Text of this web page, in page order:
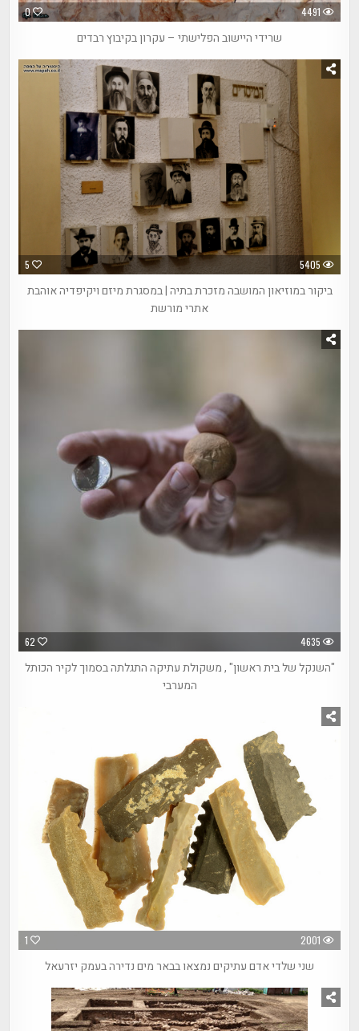
0 4491
שרידי היישוב הפלישתי – עקרון בקיבוץ רבדים
5 5405
ביקור במוזיאון המושבה מזכרת בתיה | במסגרת מיזם ויקיפדיה אוהבת
אתרי מורשת
62 4635
"השנקל של בית ראשון" , משקולת עתיקה התגלתה בסמוך לקיר הכותל
המערבי
1 2001
שני שלדי אדם עתיקים נמצאו בבאר מים נדירה בעמק יזרעאל